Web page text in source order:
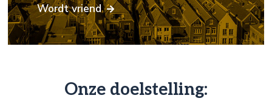
Wordt vriend
Onze doelstelling: